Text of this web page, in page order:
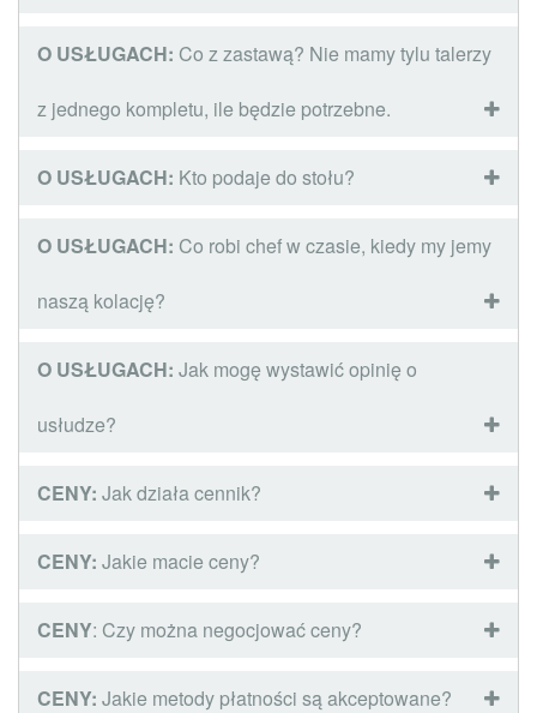
O USŁUGACH: Co z zastawą? Nie mamy tylu talerzy
z jednego kompletu, ile będzie potrzebne.
O USŁUGACH: Kto podaje do stołu?
O USŁUGACH: Co robi chef w czasie, kiedy my jemy
naszą kolację?
O USŁUGACH: Jak mogę wystawić opinię o
usłudze?
CENY: Jak działa cennik?
CENY: Jakie macie ceny?
CENY: Czy można negocjować ceny?
CENY: Jakie metody płatności są akceptowane?